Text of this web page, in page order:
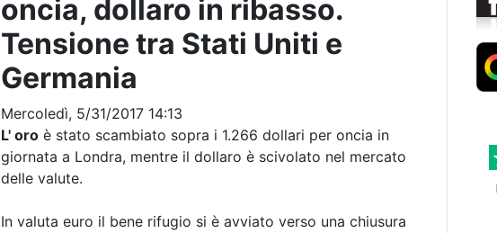
oncia, dollaro in ribasso.
Tensione tra Stati Uniti e
Germania
Mercoledì, 5/31/2017 14:13
L' oro è stato scambiato sopra i 1.266 dollari per oncia in
giornata a Londra, mentre il dollaro è scivolato nel mercato
delle valute.
In valuta euro il bene rifugio si è avviato verso una chiusura